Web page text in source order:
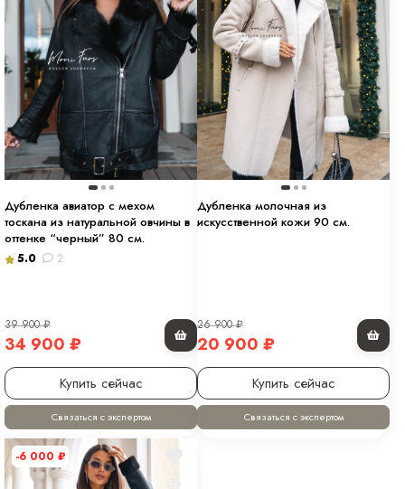
Дубленка авиатор с мехом
тоскана из натуральной овчины в
оттенке “черный” 80 см.
5.0 2
39 900₽
34 900 ₽
Купить сейчас
Связаться с экспертом
Дубленка молочная из
искусственной кожи 90 см.
26 900₽
20 900 ₽
Купить сейчас
Связаться с экспертом
-6 000 ₽